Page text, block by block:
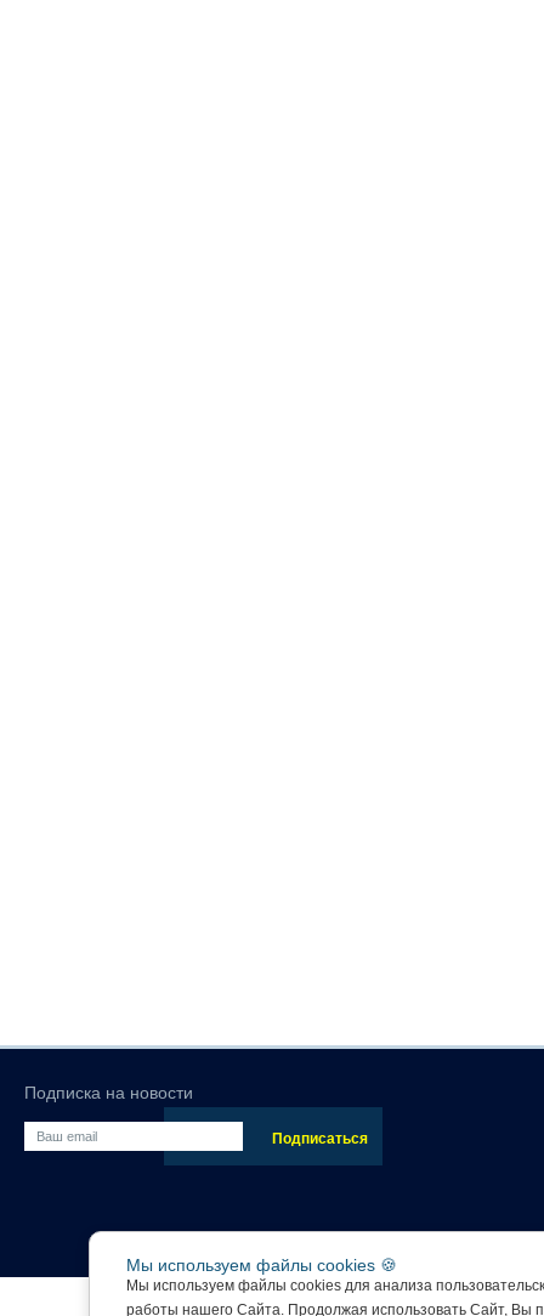
Подписка на новости
Мы используем файлы cookies 🍪
Мы используем файлы cookies для анализа
работы нашего Сайта. Продолжая использовать Сайт, Вы